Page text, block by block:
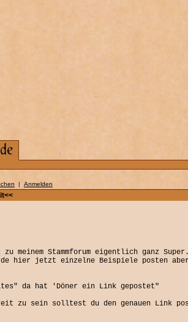
| Anmelden
meinem Stammforum eigentlich ganz
hier jetzt einzelne Beispiele posten
da hat 'Döner ein Link gepostet"
sein solltest du den genauen Link